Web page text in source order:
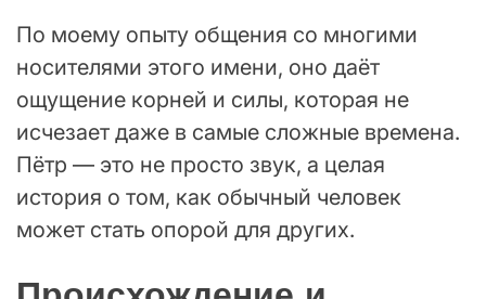
По моему опыту общения со многими
носителями этого имени, оно даёт
ощущение корней и силы, которая не
исчезает даже в самые сложные времена.
Пётр — это не просто звук, а целая
история о том, как обычный человек
может стать опорой для других.